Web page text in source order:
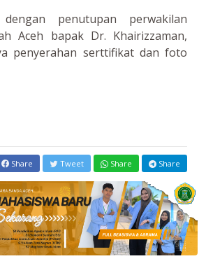
penutupan perwakilan
Aceh bapak Dr. Khairizzaman,
penyerahan serttifikat dan foto
Share Tweet Share Share